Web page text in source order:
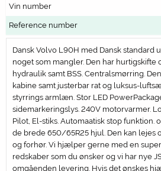
Vin number
Reference number
Dansk Volvo L90H med Dansk standard
noget som mangler. Den har hurtigskifte
hydraulik samt BSS. Centralsmørring.
kabine samt justerbar rat og luksus-
styrrings armlæn. Stor LED
sidemarkeringslys. 240V motorvarmer.
Pilot, El-stiks. Automaatisk stop funktion.
de brede 650/65R25 hjul. Den kan lejes
og forhør. Vi hjælper gerne med en
redskaber som du ønsker og vi har nye
omgåenden levering. Hvis det ønskes